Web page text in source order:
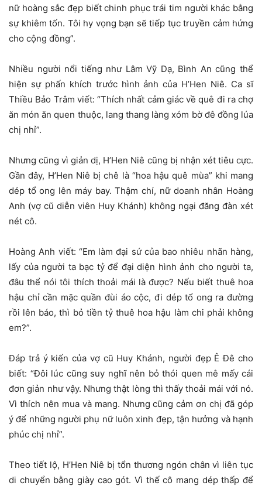
nữ hoàng sắc đẹp biết chinh phục trái tim người khác bằng
sự khiêm tốn. Tôi hy vọng bạn sẽ tiếp tục truyền cảm hứng
cho cộng đồng”.
Nhiều người nổi tiếng như Lâm Vỹ Dạ, Bình An cũng thể
hiện sự phấn khích trước hình ảnh của H’Hen Niê. Ca sĩ
Thiều Bảo Trâm viết: “Thích nhất cảm giác về quê đi ra chợ
ăn món ăn quen thuộc, lang thang làng xóm bờ đê đồng lúa
chị nhỉ”.
Nhưng cũng vì giản dị, H’Hen Niê cũng bị nhận xét tiêu cực.
Gần đây, H’Hen Niê bị chê là “hoa hậu quê mùa” khi mang
dép tổ ong lên máy bay. Thậm chí, nữ doanh nhân Hoàng
Anh (vợ cũ diễn viên Huy Khánh) không ngại đăng đàn xét
nét cô.
Hoàng Anh viết: “Em làm đại sứ của bao nhiêu nhãn hàng,
lấy của người ta bạc tỷ để đại diện hình ảnh cho người ta,
đâu thể nói tôi thích thoải mái là được? Nếu biết thuê hoa
hậu chỉ cần mặc quần đùi áo cộc, đi dép tổ ong ra đường
rồi lên báo, thì bỏ tiền tỷ thuê hoa hậu làm chi phải không
em?”.
Đáp trả ý kiến của vợ cũ Huy Khánh, người đẹp Ê Đê cho
biết: “Đôi lúc cũng suy nghĩ nên bỏ thói quen mê mấy cái
đơn giản như vậy. Nhưng thật lòng thì thấy thoải mái với nó.
Vì thích nên mua và mang. Nhưng cũng cảm ơn chị đã góp
ý để những người phụ nữ luôn xinh đẹp, tận hưởng và hạnh
phúc chị nhỉ”.
Theo tiết lộ, H’Hen Niê bị tổn thương ngón chân vì liên tục
di chuyển bằng giày cao gót. Vì thế cô mang dép thấp để